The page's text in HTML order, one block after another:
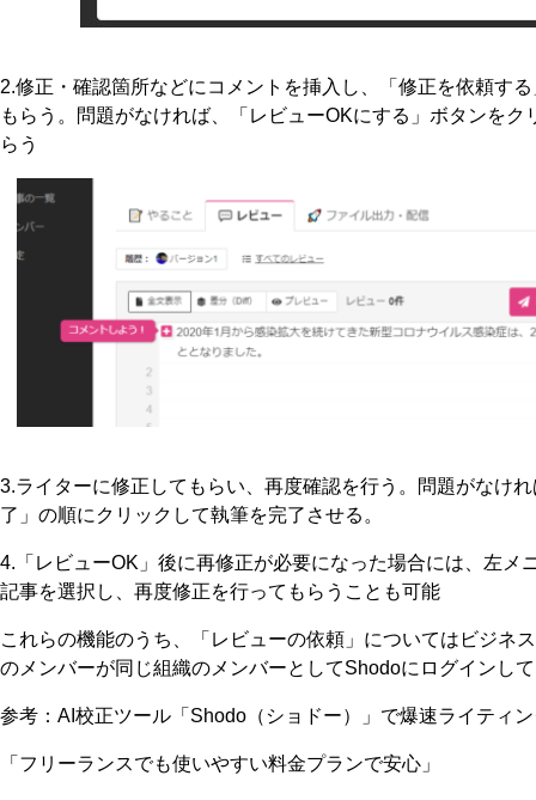
2.修正・確認箇所などにコメントを挿入し、「修正を依頼す
もらう。問題がなければ、「レビューOKにする」ボタンを
らう
3.ライターに修正してもらい、再度確認を行う。問題がなけ
了」の順にクリックして執筆を完了させる。
4.「レビューOK」後に再修正が必要になった場合には、左メ
記事を選択し、再度修正を行ってもらうことも可能
これらの機能のうち、「レビューの依頼」についてはビジネ
のメンバーが同じ組織のメンバーとしてShodoにログインし
参考：AI校正ツール「Shodo（ショドー）」で爆速ライティ
「フリーランスでも使いやすい料金プランで安心」